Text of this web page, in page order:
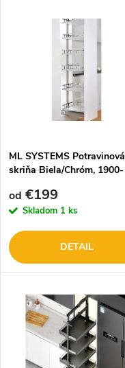
e
p
r
o
s
p
r
o
ML SYSTEMS Potravinová
skriňa Biela/Chróm, 1900-
od €199
Skladom 1 ks
DETAIL